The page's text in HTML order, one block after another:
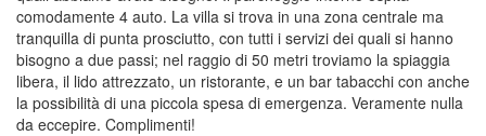
comodamente 4 auto. La villa si trova in una zona centrale ma
tranquilla di punta prosciutto, con tutti i servizi dei quali si hanno
bisogno a due passi; nel raggio di 50 metri troviamo la spiaggia
libera, il lido attrezzato, un ristorante, e un bar tabacchi con anche
la possibilità di una piccola spesa di emergenza. Veramente nulla
da eccepire. Complimenti!